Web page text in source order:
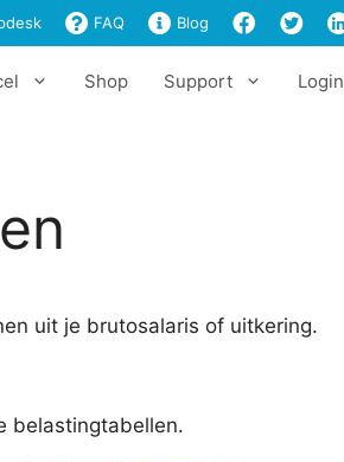
FAQ Blog
Shop Support Login
uit je brutosalaris of uitkering.
belastingtabellen.
aantal